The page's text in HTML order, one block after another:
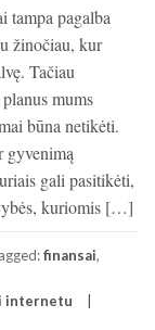
tampa pagalba
žinočiau, kur
Tačiau
mums
būna netikėti.
gyvenimą
gali pasitikėti,
kuriomis […]
finansai,
internetu